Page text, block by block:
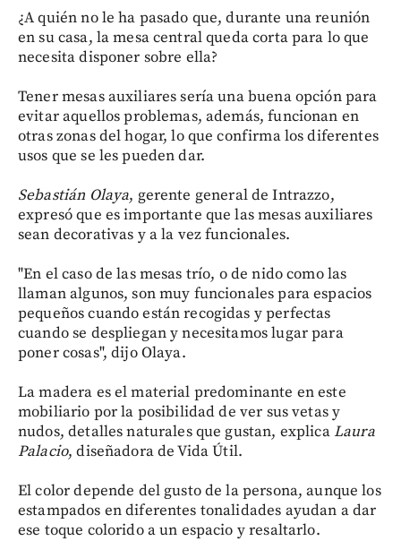
¿A quién no le ha pasado que, durante una reunión
en su casa, la mesa central queda corta para lo que
necesita disponer sobre ella?
Tener mesas auxiliares sería una buena opción para
evitar aquellos problemas, además, funcionan en
otras zonas del hogar, lo que confirma los diferentes
usos que se les pueden dar.
Sebastián Olaya, gerente general de Intrazzo,
expresó que es importante que las mesas auxiliares
sean decorativas y a la vez funcionales.
"En el caso de las mesas trío, o de nido como las
llaman algunos, son muy funcionales para espacios
pequeños cuando están recogidas y perfectas
cuando se despliegan y necesitamos lugar para
poner cosas", dijo Olaya.
La madera es el material predominante en este
mobiliario por la posibilidad de ver sus vetas y
nudos, detalles naturales que gustan, explicaLaura
Palacio, diseñadora de Vida Útil.
El color depende del gusto de la persona, aunque los
estampados en diferentes tonalidades ayudan a dar
ese toque colorido a un espacio y resaltarlo.